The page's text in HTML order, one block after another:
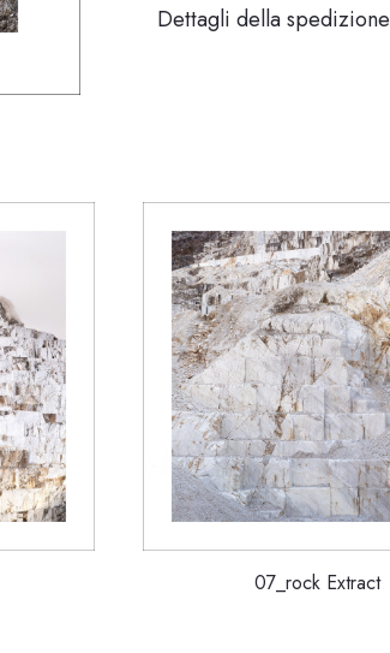
Dettagli della spedizione
07_rock Extract